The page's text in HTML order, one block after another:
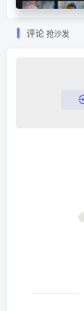
某映平替剪辑软件
评论 抢沙发